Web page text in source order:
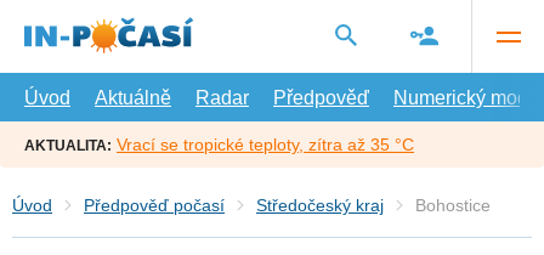
hlavní
Úvod
Aktuálně Radar Předpověď Numerický model
AKTUALITA: Vrací se tropické teploty, zítra až 35 °C
Úvod Předpověď počasí Středočeský kraj Bohostice